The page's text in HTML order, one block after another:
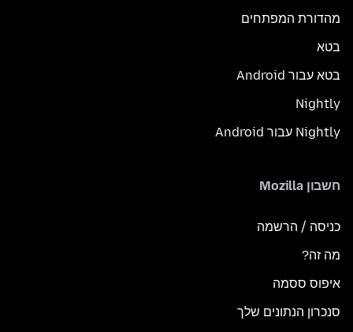
מהדורת המפתחים
בטא
בטא עבור Android
Nightly
Nightly עבור Android
חשבון Mozilla
כניסה / הרשמה
מה זה?
איפוס ססמה
סנכרון הנתונים שלך